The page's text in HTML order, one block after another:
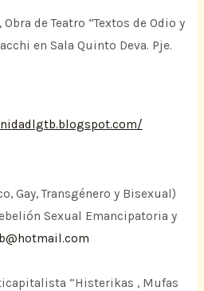
de Teatro “Textos de Odio y
en Sala Quinto Deva. Pje.
Gay, Transgénero y Bisexual)
Sexual Emancipatoria y
“Histerikas , Mufas